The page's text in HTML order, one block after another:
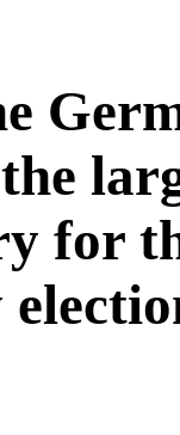
for